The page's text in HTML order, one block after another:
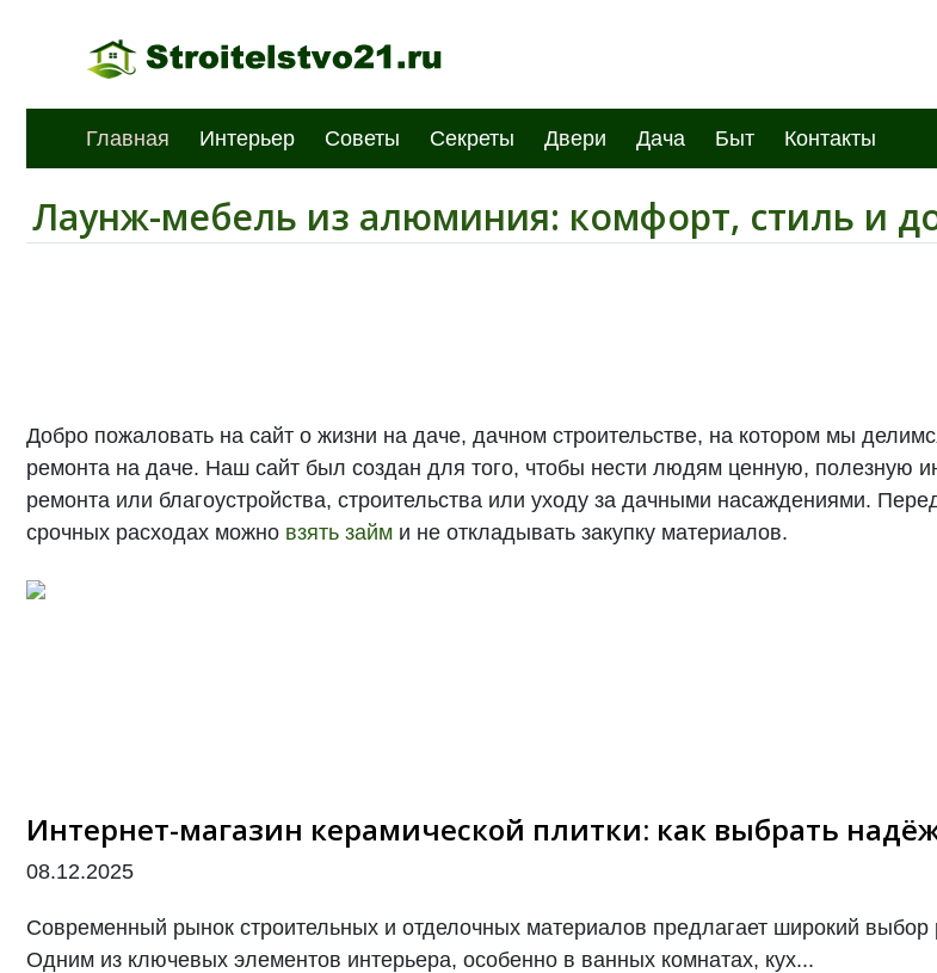
Главная Интерьер Советы Секреты Двери Дача Быт Контакты
Лаунж-мебель из алюминия: комфорт, стиль и
Добро пожаловать на сайт о жизни на даче, дачном строительстве, на котором мы
ремонта на даче. Наш сайт был создан для того, чтобы нести людям ценную,
ремонта или благоустройства, строительства или уходу за дачными насаждениями.
срочных расходах можно взять займи не откладывать закупку материалов.
Интернет-магазин керамической плитки: как выбрать
08.12.2025
Современный рынок строительных и отделочных материалов предлагает широкий
Одним из ключевых элементов интерьера, особенно в ванных комнатах, кух...